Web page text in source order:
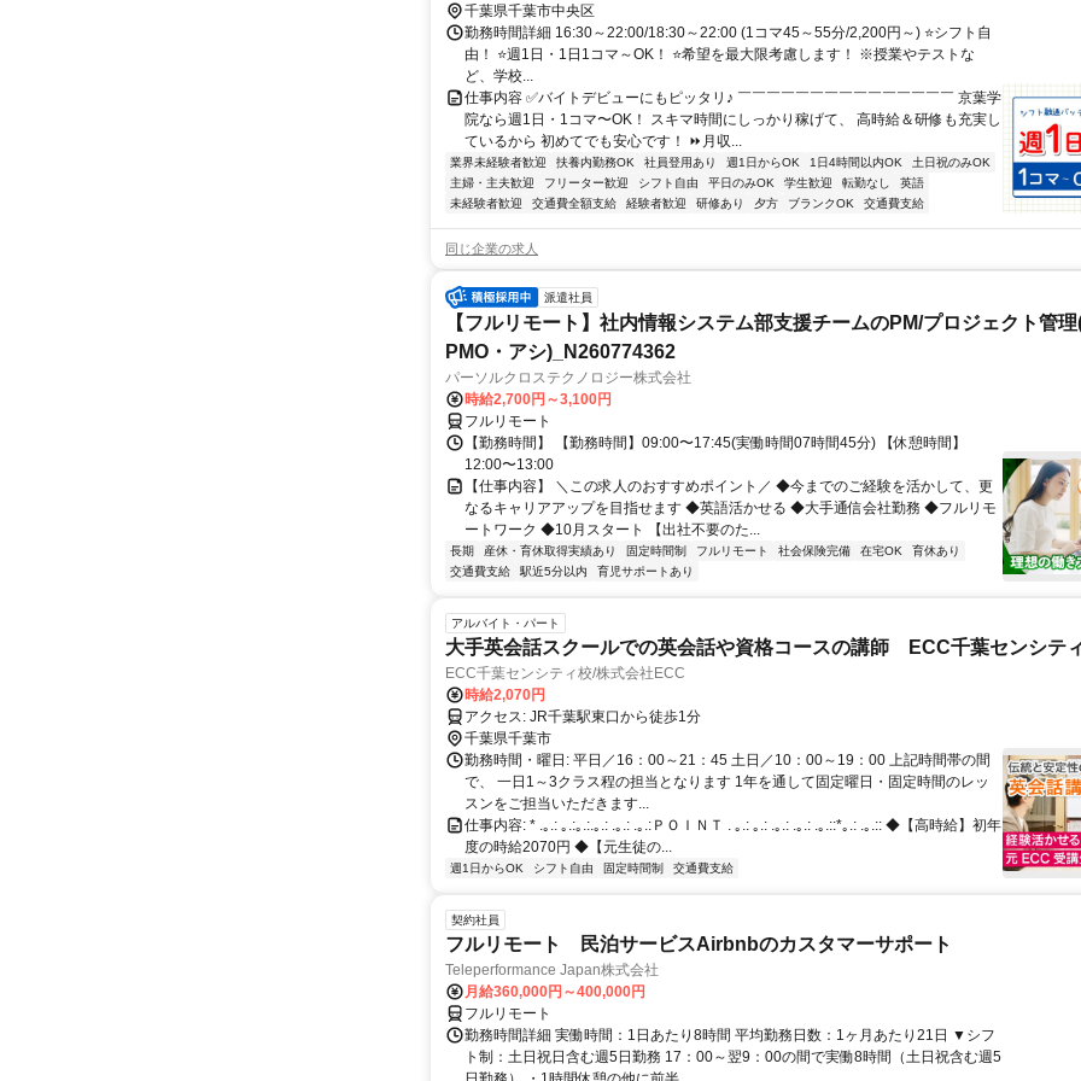
千葉県千葉市中央区
勤務時間詳細 16:30～22:00/18:30～22:00 (1コマ45～55分/2,200円～) ⭐シフト自
由！ ⭐週1日・1日1コマ～OK！ ⭐希望を最大限考慮します！ ※授業やテストな
ど、学校...
仕事内容 ✅バイトデビューにもピッタリ♪ ￣￣￣￣￣￣￣￣￣￣￣￣￣￣￣ 京葉学
院なら週1日・1コマ〜OK！ スキマ時間にしっかり稼げて、 高時給＆研修も充実し
ているから 初めてでも安心です！ ⏩月収...
業界未経験者歓迎 扶養内勤務OK 社員登用あり 週1日からOK 1日4時間以内OK
土日祝のみOK
主婦・主夫歓迎
フリーター歓迎 シフト自由 平日のみOK 学生歓迎 転勤なし
英語
未経験者歓迎
交通費全額支給 経験者歓迎 研修あり 夕方 ブランクOK 交通費支給
同じ企業の求人
派遣社員
【フルリモート】社内情報システム部支援チームのPM/プロジェクト管
PMO・アシ)_N260774362
パーソルクロステクノロジー株式会社
時給2,700円～3,100円
フルリモート
【勤務時間】 【勤務時間】09:00〜17:45(実働時間07時間45分) 【休憩時間】
12:00〜13:00
【仕事内容】 ＼この求人のおすすめポイント／ ◆今までのご経験を活かして、更
なるキャリアアップを目指せます ◆英語活かせる ◆大手通信会社勤務 ◆フルリモ
ートワーク ◆10月スタート 【出社不要のた...
長期 産休・育休取得実績あり 固定時間制 フルリモート 社会保険完備 在宅OK
育休あり
交通費支給
駅近5分以内 育児サポートあり
アルバイト・パート
大手英会話スクールでの英会話や資格コースの講師 ECC千葉センシテ
ECC千葉センシティ校/株式会社ECC
時給2,070円
アクセス: JR千葉駅東口から徒歩1分
千葉県千葉市
勤務時間・曜日: 平日／16：00～21：45 土日／10：00～19：00 上記時間帯の間
で、 一日1～3クラス程の担当となります 1年を通して固定曜日・固定時間のレッ
スンをご担当いただきます...
仕事内容: * .｡.: ｡.:｡.:.｡.: .｡.: .｡.:ＰＯＩＮＴ . ｡.: ｡.: .｡.: .｡.: .｡.::*｡.: .｡.:: ◆【高時給】初年
度の時給2070円 ◆【元生徒の...
週1日からOK シフト自由 固定時間制 交通費支給
契約社員
フルリモート 民泊サービスAirbnbのカスタマーサポート
Teleperformance Japan株式会社
月給360,000円～400,000円
フルリモート
勤務時間詳細 実働時間：1日あたり8時間 平均勤務日数：1ヶ月あたり21日 ▼シフ
ト制：土日祝日含む週5日勤務 17：00～翌9：00の間で実働8時間（土日祝含む週5